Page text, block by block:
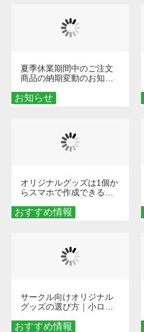
お知らせ
夏季休業期間中のご注文
商品の納期変動のお知ら
おすすめ情報
オリジナルグッズは1個か
らスマホで作成できる！
くなる巾着＆ポーチ活用
術
おすすめ情報
サークル向けオリジナル
グッズの選び方｜小ロッ
める秘訣